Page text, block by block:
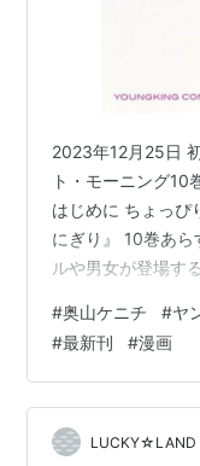
2023年12月25日
ト・モーニング10
はじめに ちょっぴ
にぎり』 10巻あ
ルや男女が登場す
は、『一巻に登場
(9巻)のお話はこ
８『梅干しおにぎ
つき) アラサーで離
#奥山ケニチ #ヤ
#最新刊 #漫画
LUCKY☆LAND